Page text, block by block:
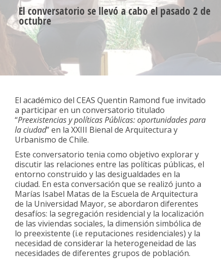
El conversatorio se llevó a cabo el pasado 2 de
octubre
El académico del CEAS Quentin Ramond fue invitado
a participar en un conversatorio titulado
“Preexistencias y políticas Públicas: oportunidades para
la ciudad” en la XXIII Bienal de Arquitectura y
Urbanismo de Chile.
Este conversatorio tenia como objetivo explorar y
discutir las relaciones entre las políticas públicas, el
entorno construido y las desigualdades en la
ciudad. En esta conversación que se realizó junto a
Marías Isabel Matas de la Escuela de Arquitectura
de la Universidad Mayor, se abordaron diferentes
desafíos: la segregación residencial y la localización
de las viviendas sociales, la dimensión simbólica de
lo preexistente (i.e reputaciones residenciales) y la
necesidad de considerar la heterogeneidad de las
necesidades de diferentes grupos de población.